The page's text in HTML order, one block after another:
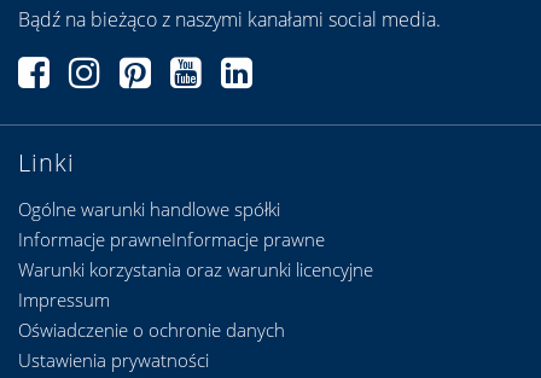
Linki
Ogólne warunki handlowe spółki
Informacje prawneInformacje prawne
Warunki korzystania oraz warunki licencyjne
Bądź na bieżąco z naszymi kanałami social media.
Impressum
Oświadczenie o ochronie danych
Ustawienia prywatności